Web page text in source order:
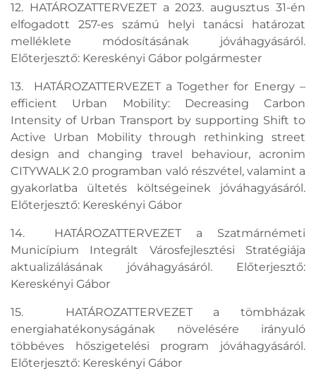
12. HATÁROZATTERVEZET a 2023. augusztus 31-én
elfogadott 257-es számú helyi tanácsi határozat
melléklete módosításának jóváhagyásáról.
Előterjesztő: Kereskényi Gábor polgármester
13. HATÁROZATTERVEZET a Together for Energy –
efficient Urban Mobility: Decreasing Carbon
Intensity of Urban Transport by supporting Shift to
Active Urban Mobility through rethinking street
design and changing travel behaviour, acronim
CITYWALK 2.0 programban való részvétel, valamint a
gyakorlatba ültetés költségeinek jóváhagyásáról.
Előterjesztő: Kereskényi Gábor
14. HATÁROZATTERVEZET a Szatmárnémeti
Municípium Integrált Városfejlesztési Stratégiája
aktualizálásának jóváhagyásáról. Előterjesztő:
Kereskényi Gábor
15. HATÁROZATTERVEZET a tömbházak
energiahatékonyságának növelésére irányuló
többéves hőszigetelési program jóváhagyásáról.
Előterjesztő: Kereskényi Gábor